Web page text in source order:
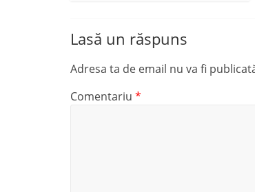
Lasă un răspuns
Adresa ta de email nu va fi
Comentariu *